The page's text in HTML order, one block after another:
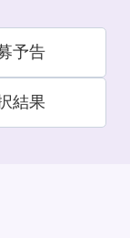
予告
結果